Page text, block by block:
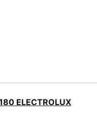
ELECTROLUX